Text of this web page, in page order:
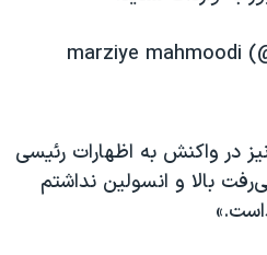
نیز در واکنش به اظهارات رئیسی
بالا و انسولین نداشتم